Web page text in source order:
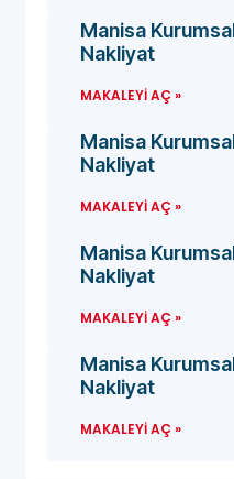
Manisa
Nakliyat
MAKALEYI AÇ »
Manisa
Nakliyat
MAKALEYI AÇ »
Manisa
Nakliyat
MAKALEYI AÇ »
Manisa
Nakliyat
MAKALEYI AÇ »